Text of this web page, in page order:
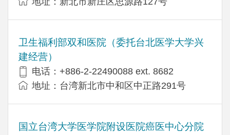
卫生福利部双和医院（委托台北医学大学兴
建经营）
电话：+​886-2-22490088 ext. 8682
地址：台湾新北市中和区中正路291号
国立台湾大学医学院附设医院癌医中心分院